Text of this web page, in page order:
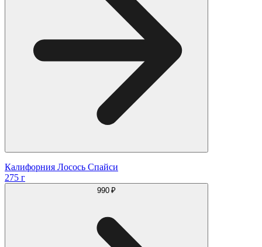
Калифорния Лосось Спайси
275 г
990 ₽